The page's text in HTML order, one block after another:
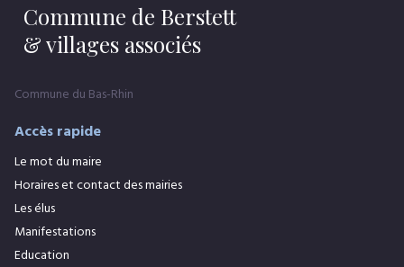
Commune de Berstett
& villages associés
Commune du Bas-Rhin
Accès rapide
Le mot du maire
Horaires et contact des mairies
Les élus
Manifestations
Education